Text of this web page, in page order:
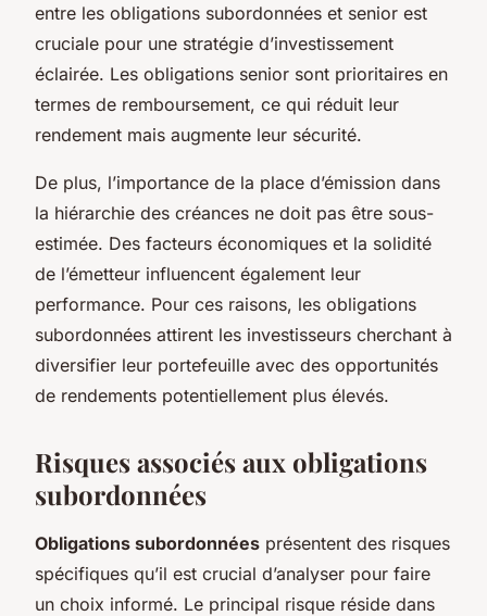
entre les obligations subordonnées et senior est
cruciale pour une stratégie d’investissement
éclairée. Les obligations senior sont prioritaires en
termes de remboursement, ce qui réduit leur
rendement mais augmente leur sécurité.
De plus, l’importance de la place d’émission dans
la hiérarchie des créances ne doit pas être sous-
estimée. Des facteurs économiques et la solidité
de l’émetteur influencent également leur
performance. Pour ces raisons, les obligations
subordonnées attirent les investisseurs cherchant à
diversifier leur portefeuille avec des opportunités
de rendements potentiellement plus élevés.
Risques associés aux obligations
subordonnées
Obligations subordonnées présentent des risques
spécifiques qu’il est crucial d’analyser pour faire
un choix informé. Le principal risque réside dans